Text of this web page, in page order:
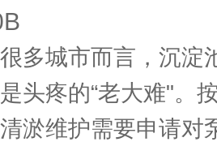
多城市而言，沉淀
头疼的“老大难"。
淤维护需要申请对